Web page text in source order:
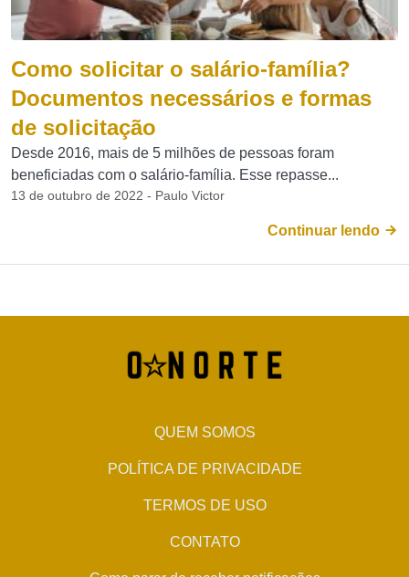
Como solicitar o salário-família?
Documentos necessários e formas
de solicitação
Desde 2016, mais de 5 milhões de pessoas foram
beneficiadas com o salário-família. Esse repasse...
13 de outubro de 2022 - Paulo Victor
Continuar lendo
QUEM SOMOS
POLÍTICA DE PRIVACIDADE
TERMOS DE USO
CONTATO